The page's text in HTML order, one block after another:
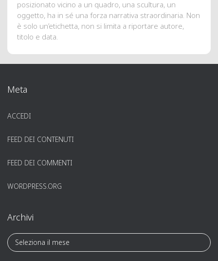
posizionato vicino a un quadro, una scultura, un
oggetto, ha in sé una forza narrativa straordinaria. Non
è solo un’etichetta, non si limita a riportare autore,
titolo e data.
Meta
ACCEDI
FEED DEI CONTENUTI
FEED DEI COMMENTI
WORDPRESS.ORG
Archivi
A
r